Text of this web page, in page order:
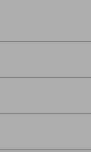
skogbruk som tar